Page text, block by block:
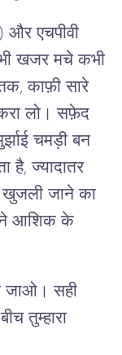
और एचपीवी
खजर मचे कभी
काफ़ी सारे
लो। सफ़ेद
चमड़ी बन
है, ज्यादातर
खुजली जाने का
आशिक के
जाओ। सही
तुम्हारा